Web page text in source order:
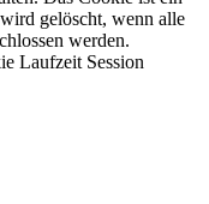
gelöscht, wenn alle
werden.
Laufzeit Session